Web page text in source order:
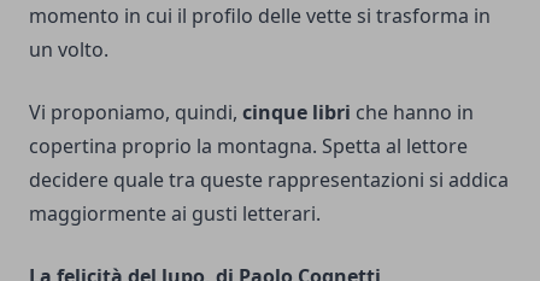
momento in cui il profilo delle vette si trasforma in
un volto.
Vi proponiamo, quindi, cinque libri che hanno in
copertina proprio la montagna. Spetta al lettore
decidere quale tra queste rappresentazioni si addica
maggiormente ai gusti letterari.